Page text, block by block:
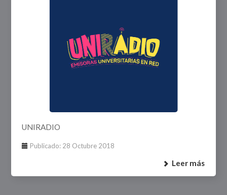
UNIRADIO
Publicado: 28 Octubre 2018
Leer más